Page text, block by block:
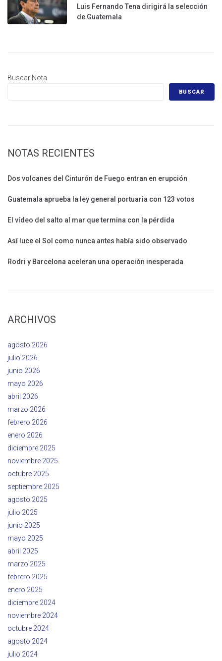
Luis Fernando Tena dirigirá la selección
de Guatemala
Buscar Nota
BUSCAR
NOTAS RECIENTES
Dos volcanes del Cinturón de Fuego entran en erupción
Guatemala aprueba la ley general portuaria con 123 votos
El vídeo del salto al mar que termina con la pérdida
Así luce el Sol como nunca antes había sido observado
Rodri y Barcelona aceleran una operación inesperada
ARCHIVOS
agosto 2026
julio 2026
junio 2026
mayo 2026
abril 2026
marzo 2026
febrero 2026
enero 2026
diciembre 2025
noviembre 2025
octubre 2025
septiembre 2025
agosto 2025
julio 2025
junio 2025
mayo 2025
abril 2025
marzo 2025
febrero 2025
enero 2025
diciembre 2024
noviembre 2024
octubre 2024
agosto 2024
julio 2024